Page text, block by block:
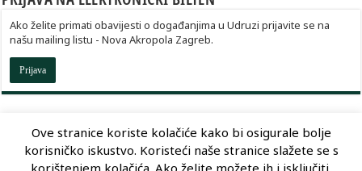
Ako želite primati obavijesti o događanjima u Udruzi prijavite se na
našu mailing listu - Nova Akropola Zagreb.
Prijava
Dizajn: Optimum Dizajn
Ove stranice koriste kolačiće kako bi osigurale bolje
korisničko iskustvo. Koristeći naše stranice slažete se s
korištenjem kolačića. Ako želite možete ih i isključiti.